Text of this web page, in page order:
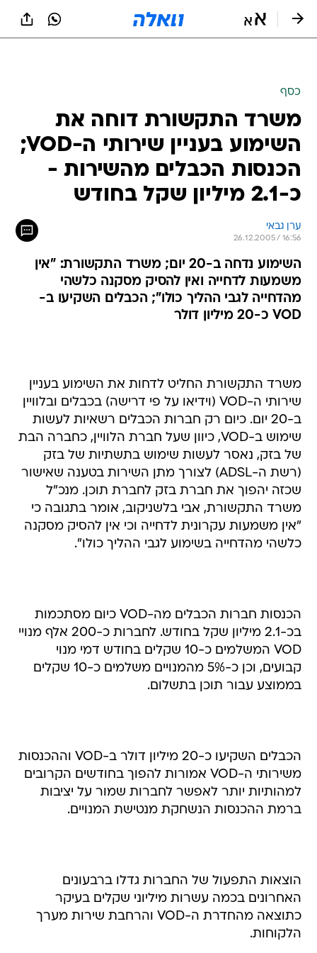
כסף
משרד התקשורת דוחה את
השימוע בעניין שירותי ה-VOD;
הכנסות הכבלים מהשירות -
כ-2.1 מיליון שקל בחודש
ערן גבאי
26.12.2005 / 16:56
השימוע נדחה ב-20 יום; משרד התקשורת: "אין
משמעות לדחייה ואין להסיק מסקנה כלשהי
מהדחייה לגבי ההליך כולו"; הכבלים השקיעו ב-
VOD כ-20 מיליון דולר
משרד התקשורת החליט לדחות את השימוע בעניין
שירותי ה-VOD (וידיאו על פי דרישה) בכבלים ובלוויין
ב-20 יום. כיום רק חברות הכבלים רשאיות לעשות
שימוש ב-VOD, כיוון שעל חברת הלוויין, כחברה הבת
של בזק, נאסר לעשות שימוש בתשתיות של בזק
(רשת ה-ADSL) לצורך מתן השירות בטענה שאישור
שכזה יהפוך את חברת בזק לחברת תוכן. מנכ"ל
משרד התקשורת, אבי בלשניקוב, אומר בתגובה כי
"אין משמעות עקרונית לדחייה וכי אין להסיק מסקנה
כלשהי מהדחייה בשימוע לגבי ההליך כולו".
הכנסות חברות הכבלים מה-VOD כיום מסתכמות
בכ-2.1 מיליון שקל בחודש. לחברות כ-200 אלף מנויי
VOD המשלמים כ-10 שקלים בחודש דמי מנוי
קבועים, וכן כ-5% מהמנויים משלמים כ-10 שקלים
בממוצע עבור תוכן בתשלום.
הכבלים השקיעו כ-20 מיליון דולר ב-VOD וההכנסות
משירותי ה-VOD אמורות להפוך בחודשים הקרובים
למהותיות יותר לאפשר לחברות שמור על יציבות
ברמת ההכנסות הנשחקת מנטישת המנויים.
הוצאות התפעול של החברות גדלו ברבעונים
האחרונים בכמה עשרות מיליוני שקלים בעיקר
כתוצאה מהחדרת ה-VOD והרחבת שירות מערך
הלקוחות.